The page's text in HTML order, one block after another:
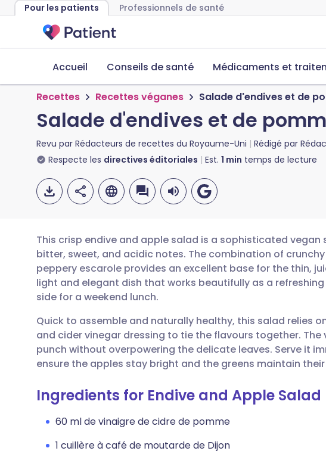
Pour les patients Professionnels de santé
Accueil Conseils de santé Médicaments et
Recettes Recettes véganes Salade d'endives et de
Salade d'endives et de
Revu par Rédacteurs de recettes du Royaume-Uni Rédigé par
Respecte les directives éditoriales Est. 1 min temps de lecture
Partager par email
Partager sur Facebook
Partager via LinkedIn
Copier le lien
🇬🇧 English 🇩🇪 Deutsch
🇪🇸 Español
🇮🇹 Italiano 🇵🇹 Português
This crisp endive and apple salad is a sophisticated
bitter, sweet, and acidic notes. The combination of
peppery escarole provides an excellent base for the thin,
light and elegant dish that works beautifully as a
side for a weekend lunch.
Quick to assemble and naturally healthy, this salad relies
and cider vinegar dressing to tie the flavours together.
punch without overpowering the delicate leaves. Serve it
ensure the apples stay bright and the greens maintain
Ingredients for Endive and Apple Salad
60 ml de vinaigre de cidre de pomme
1 cuillère à café de moutarde de Dijon